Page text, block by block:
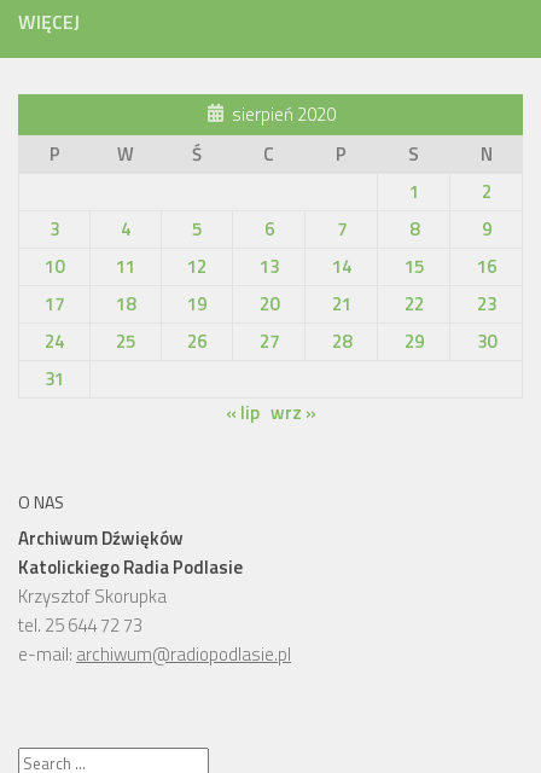
WIĘCEJ
sierpień 2020
P
W Ś C P S
N
1
2
3
4 5 6 7 8
9
10
11 12 13 14 15
16
17
18 19 20 21 22
23
24
25 26 27 28 29
30
31
« lip wrz »
O NAS
Archiwum Dźwięków
Katolickiego Radia Podlasie
Krzysztof Skorupka
tel. 25 644 72 73
e-mail: archiwum@radiopodlasie.pl